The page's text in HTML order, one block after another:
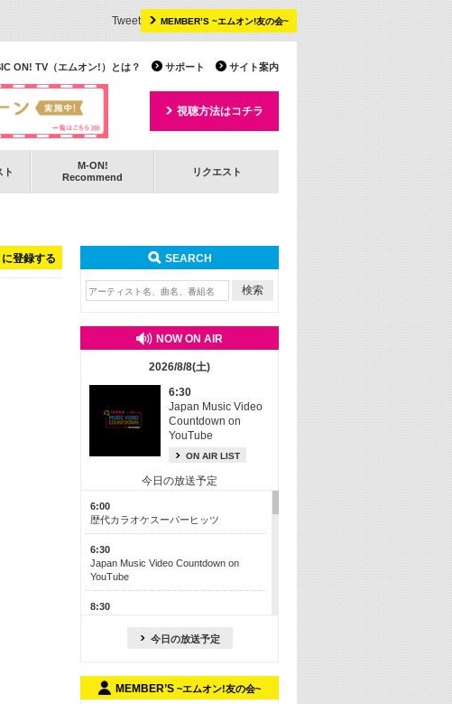
MEMBER’S ~エムオン!友の会~
Tweet
サイト案内
サポート
ON! TV（エムオン!）とは？
視聴方法はコチラ
ト
M-ON!
Recommend
リクエスト
登録する SEARCH
NOW ON AIR
2026/8/8(土)
6:30
Japan Music Video
Countdown on
YouTube
ON AIR LIST
今日の放送予定
6:00
歴代カラオケスーパーヒッツ
6:30
Japan Music Video Countdown on
YouTube
8:30
M-ON! カラオケカウントダウン 50
今日の放送予定
MEMBER’S ~エムオン!友の会~